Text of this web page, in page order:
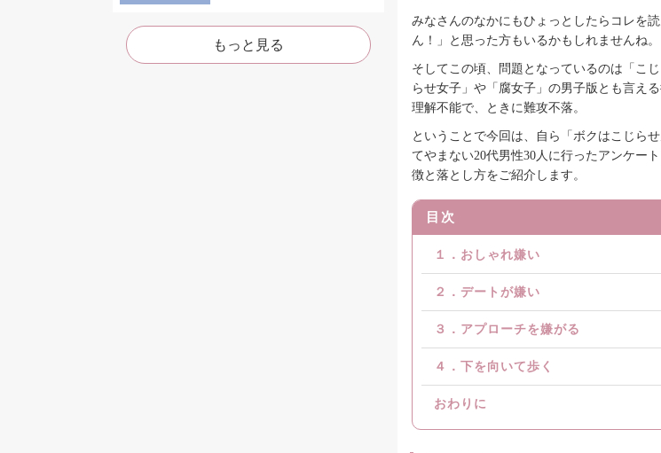
た
もっと見る
みなさんのなかにもひょっとしたらコレを
ん！」と思った方もいるかもしれませんね。
そしてこの頃、問題となっているのは「こ
らせ女子」や「腐女子」の男子版とも言え
理解不能で、ときに難攻不落。
ということで今回は、自ら「ボクはこじら
てやまない20代男性30人に行ったアンケー
徴と落とし方をご紹介します。
目次
１．おしゃれ嫌い
２．デートが嫌い
３．アプローチを嫌がる
４．下を向いて歩く
おわりに